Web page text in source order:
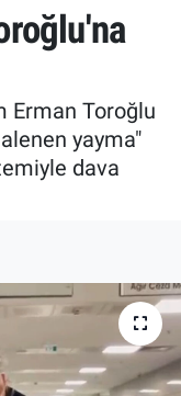
Erman Toroğlu
alenen yayma"
dava